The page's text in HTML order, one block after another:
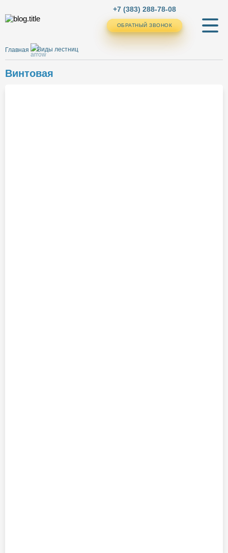
+7 (383) 288-78-08
ОБРАТНЫЙ ЗВОНОК
ОБРАТНЫЙ ЗВОНОК
Главная Виды лестниц
Винтовая